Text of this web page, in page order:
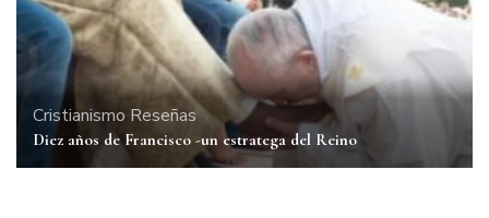
Cristianismo Reseñas
Diez años de Francisco -un estratega del Reino